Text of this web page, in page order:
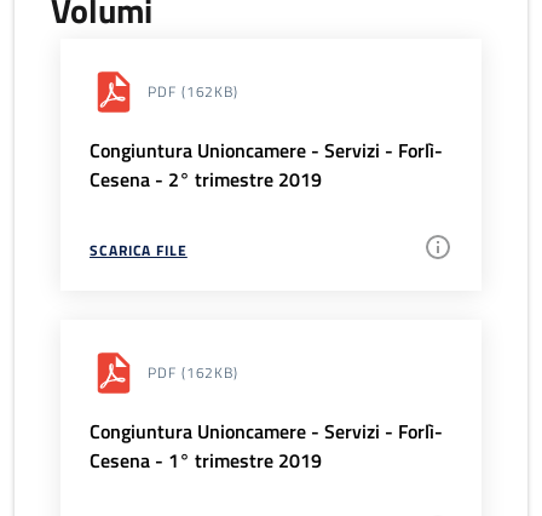
PDF (162KB)
Congiuntura Unioncamere - Servizi - Forlì-
Cesena - 2° trimestre 2019
SCARICA FILE
PDF (162KB)
Congiuntura Unioncamere - Servizi - Forlì-
Cesena - 1° trimestre 2019